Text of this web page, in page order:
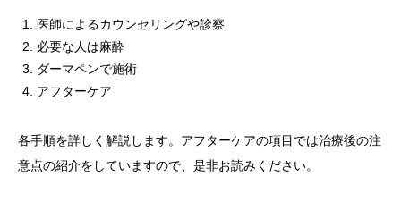
医師によるカウンセリングや診察
必要な人は麻酔
ダーマペンで施術
アフターケア
各手順を詳しく解説します。アフターケアの項目では治療後の注
意点の紹介をしていますので、是非お読みください。